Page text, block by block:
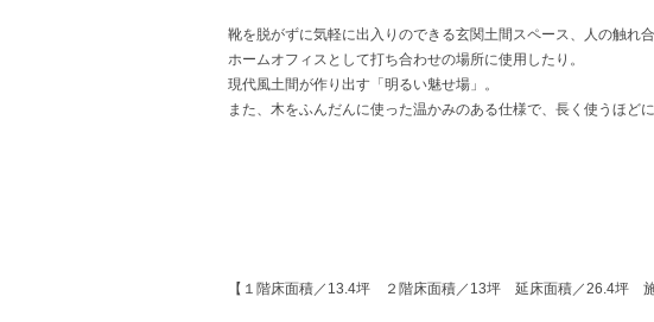
靴を脱がずに気軽に出入りのできる玄関土間スペース、人の触れ
ホームオフィスとして打ち合わせの場所に使用したり。
現代風土間が作り出す「明るい魅せ場」。
また、木をふんだんに使った温かみのある仕様で、長く使うほど
【１階床面積／13.4坪 ２階床面積／13坪 延床面積／26.4坪 施